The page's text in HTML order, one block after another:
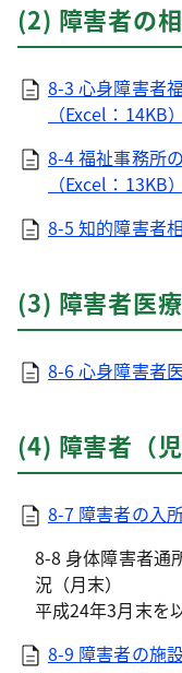
(2) 障害者の
8-3 心身障害者
（Excel：14KB）
8-4 福祉事務所
（Excel：13KB）
8-5 知的障害者
(3) 障害者医療
8-6 心身障害者
(4) 障害者（
8-7 障害者の入
8-8 身体障害者通
況（月末）
平成24年3月末を
8-9 障害者の施